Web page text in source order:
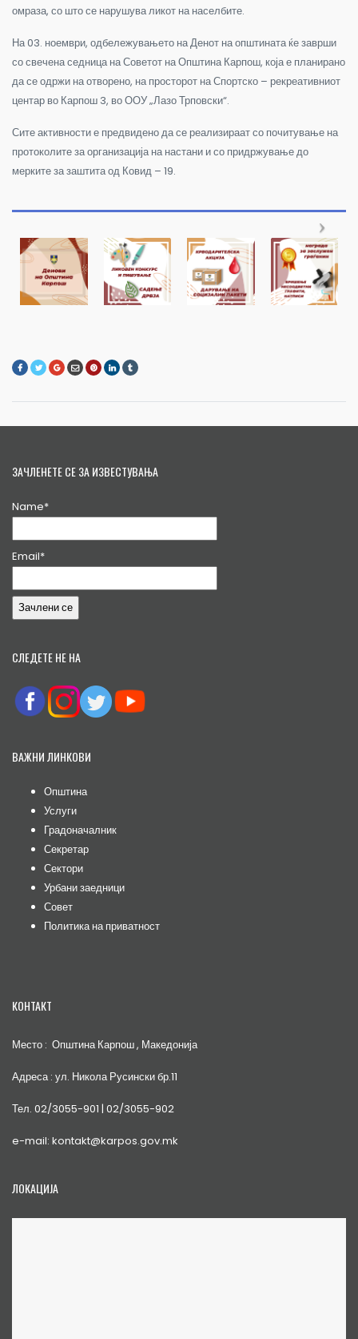
омраза, со што се нарушува ликот на населбите.
На 03. ноември, одбележувањето на Денот на општината ќе заврши
со свечена седница на Советот на Општина Карпош, која е планирано
да се одржи на отворено, на просторот на Спортско – рекреативниот
центар во Карпош 3, во ООУ „Лазо Трповски“.
Сите активности е предвидено да се реализираат со почитување на
протоколите за организација на настани и со придржување до
мерките за заштита од Ковид – 19.
ЗАЧЛЕНЕТЕ СЕ ЗА ИЗВЕСТУВАЊА
Name*
Email*
СЛЕДЕТЕ НЕ НА
ВАЖНИ ЛИНКОВИ
Општина
Услуги
Градоначалник
Секретар
Сектори
Урбани заедници
Совет
Политика на приватност
КОНТАКТ
Место : Општина Карпош , Македонија
Адреса : ул. Никола Русински бр.11
Тел. 02/3055-901 | 02/3055-902
e-mail: kontakt@karpos.gov.mk
ЛОКАЦИЈА